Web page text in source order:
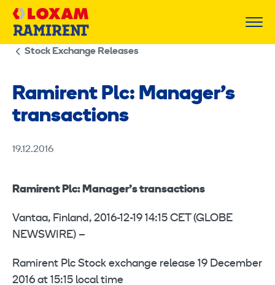
Skip
Stock Exchange Releases
Ramirent Plc: Manager’s
transactions
19.12.2016
Ramirent Plc: Manager’s transactions
Vantaa, Finland, 2016-12-19 14:15 CET (GLOBE
NEWSWIRE) –
Ramirent Plc Stock exchange release 19 December
2016 at 15:15 local time